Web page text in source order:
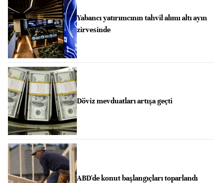
Yabancı yatırımcının tahvil alımı altı ayın
zirvesinde
Döviz mevduatları artışa geçti
ABD'de konut başlangıçları toparlandı